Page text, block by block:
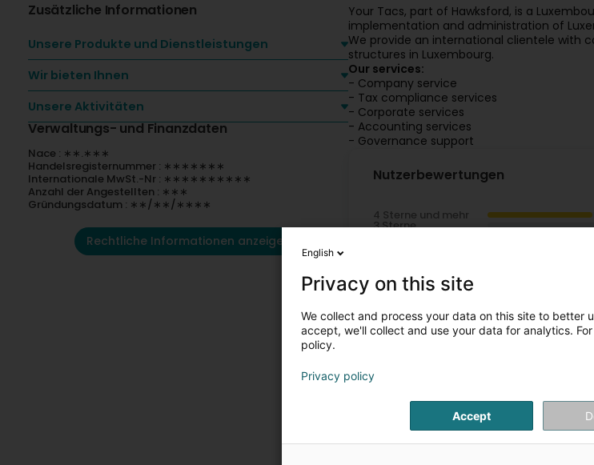
Zusätzliche Informationen
Unsere Produkte und Dienstleistungen
Wir bieten Ihnen
Unsere Aktivitäten
Verwaltungs- und Finanzdaten
Nace : ∗∗.∗∗∗
Handelsregisternummer : ∗∗∗∗∗∗∗
Internationale MwSt.-Nr : ∗∗∗∗∗∗∗∗∗∗
Anzahl der Angestellten : ∗∗∗
Gründungsdatum : ∗∗/∗∗/∗∗∗∗
Rechtliche Informationen anzeigen
Your Tacs, part of Hawksford, is a
implementation and administration of
We provide an international clientele with
structures in Luxembourg.
Our services:
- Company service
- Tax compliance services
- Corporate services
- Accounting services
- Governance support
Nutzerbewertungen
4 Sterne und mehr
3 Sterne
OSS 117
vor 2 Monat(en)
Alexandre CALIARO
vor 6 Jahr(en)
English
Privacy on this site
We collect and process your data on this site to better
accept, we'll collect and use your data for analytics.
policy.
Privacy policy
Accept